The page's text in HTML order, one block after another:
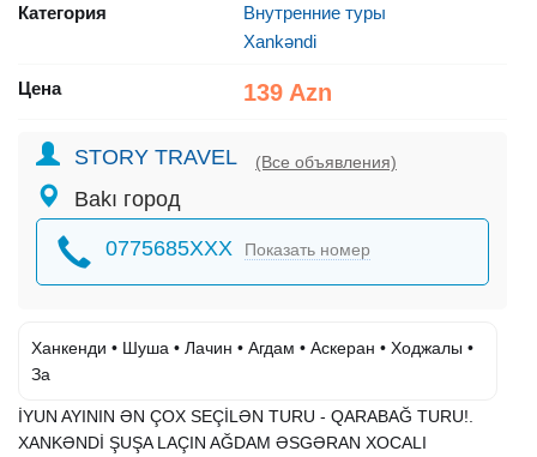
Категория
Внутренние туры
Xankəndi
Цена 139 Azn
STORY TRAVEL (Все объявления)
Bakı город
0775685XXX Показать номер
Ханкенди • Шуша • Лачин • Агдам • Аскеран • Ходжалы •
За
İYUN AYININ ƏN ÇOX SEÇİLƏN TURU - QARABAĞ TURU!.
XANKƏNDİ ŞUŞA LAÇIN AĞDAM ƏSGƏRAN XOCALI